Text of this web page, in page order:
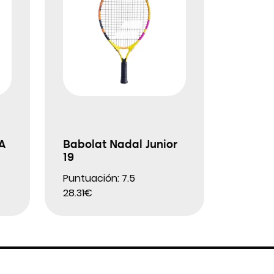
Babolat Nadal Junior
19
Puntuación: 7.5
28.31€